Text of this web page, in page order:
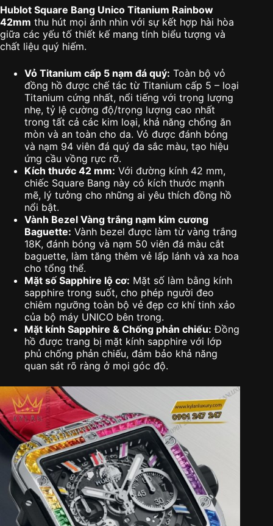
Hublot Square Bang Unico Titanium Rainbow
42mm thu hút mọi ánh nhìn với sự kết hợp hài hòa
giữa các yếu tố thiết kế mang tính biểu tượng và
chất liệu quý hiếm.
Vỏ Titanium cấp 5 nạm đá quý: Toàn bộ vỏ
đồng hồ được chế tác từ Titanium cấp 5 – loại
Titanium cứng nhất, nổi tiếng với trọng lượng
nhẹ, tỷ lệ cường độ/trọng lượng cao nhất
trong tất cả các kim loại, khả năng chống ăn
mòn và an toàn cho da. Vỏ được đánh bóng
và nạm 94 viên đá quý đa sắc màu, tạo hiệu
ứng cầu vồng rực rỡ.
Kích thước 42 mm: Với đường kính 42 mm,
chiếc Square Bang này có kích thước mạnh
mẽ, lý tưởng cho những ai yêu thích đồng hồ
nổi bật.
Vành Bezel Vàng trắng nạm kim cương
Baguette: Vành bezel được làm từ vàng trắng
18K, đánh bóng và nạm 50 viên đá màu cắt
baguette, làm tăng thêm vẻ lấp lánh và xa hoa
cho tổng thể.
Mặt số Sapphire lộ cơ: Mặt số làm bằng kính
sapphire trong suốt, cho phép người đeo
chiêm ngưỡng toàn bộ vẻ đẹp cơ khí tinh xảo
của bộ máy UNICO bên trong.
Mặt kính Sapphire & Chống phản chiếu: Đồng
hồ được trang bị mặt kính sapphire với lớp
phủ chống phản chiếu, đảm bảo khả năng
quan sát rõ ràng ở mọi góc độ.